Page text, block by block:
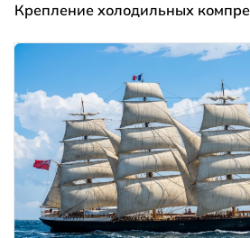
Крепление холодильных